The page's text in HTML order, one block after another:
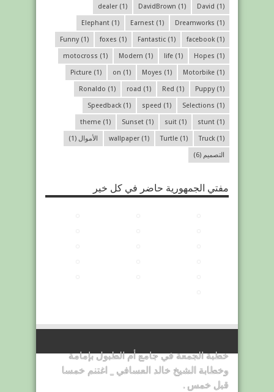
David (1)
DavidBrown (1)
dealer (1)
Dreamworks (1)
Earnest (1)
Elephant (1)
facebook (1)
Fantastic (1)
foxes (1)
Funny(1)
Hopes (1)
life (1)
Modern (1)
motocross (1)
Motorbike (1)
Moyes (1)
on (1)
Picture (1)
Puppy(1)
Red (1)
road (1)
Ronaldo (1)
Selections (1)
speed (1)
Speedback (1)
stunt (1)
suit (1)
Sunset (1)
theme (1)
Truck (1)
Turtle (1)
wallpaper (1) الأموال (1)
التصميم (6)
مفتي الجمهورية حاضر في كل خير
خطبة الجمعة في جامع أم الطبول بإمامة
وخطابة الشيخ خالد العسافي _ اغتنم خمسا
قبل خمس .